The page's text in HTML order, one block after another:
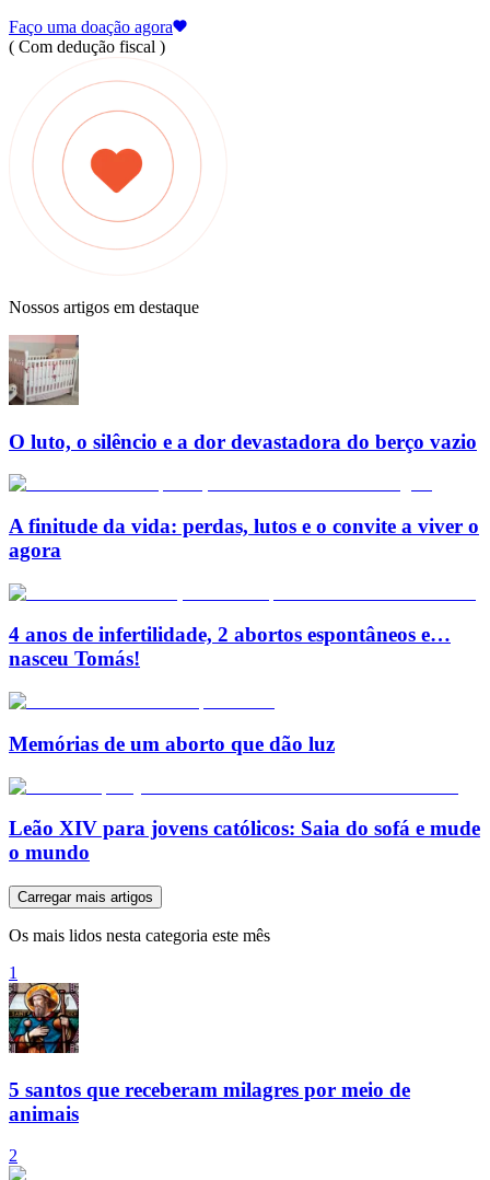
Faço uma doação agora
( Com dedução fiscal )
Nossos artigos em destaque
O luto, o silêncio e a dor devastadora do berço vazio
A finitude da vida: perdas, lutos e o convite a viver o
agora
4 anos de infertilidade, 2 abortos espontâneos e…
nasceu Tomás!
Memórias de um aborto que dão luz
Leão XIV para jovens católicos: Saia do sofá e mude
o mundo
Carregar mais artigos
Os mais lidos nesta categoria este mês
1
5 santos que receberam milagres por meio de
animais
2